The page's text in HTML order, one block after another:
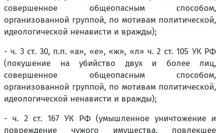
совершенное общеопасным способом,
организованной группой, по мотивам политической,
идеологической ненависти и вражды);
- ч. 3 ст. 30, п.п. «а», «е», «ж», «л» ч. 2 ст. 105 УК РФ
(покушение на убийство двух и более лиц,
совершенное общеопасным способом,
организованной группой, по мотивам политической,
идеологической ненависти и вражды);
- ч. 2 ст. 167 УК РФ (умышленное уничтожение и
повреждение чужого имущества, повлекшее